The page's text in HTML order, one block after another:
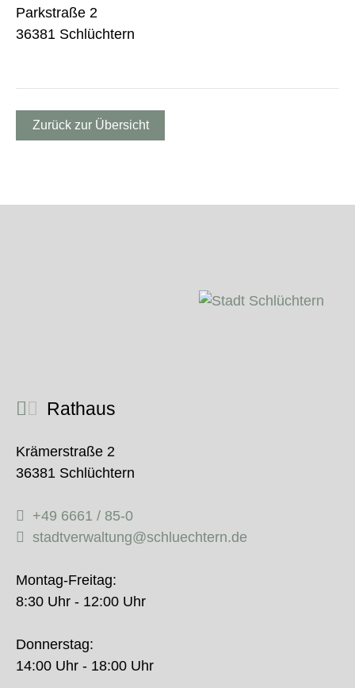
Parkstraße 2
36381 Schlüchtern
Zurück zur Übersicht
Rathaus
Krämerstraße 2
36381 Schlüchtern
+49 6661 / 85-0
stadtverwaltung@schluechtern.de
Montag-Freitag:
8:30 Uhr - 12:00 Uhr
Donnerstag:
14:00 Uhr - 18:00 Uhr